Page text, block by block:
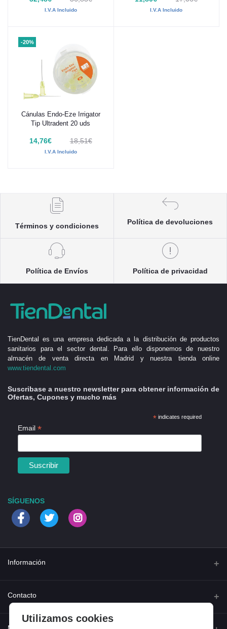
I.V.A Incluido I.V.A Incluido
-20%
Añadir al carrito
Cánulas Endo-Eze Irrigator
Tip Ultradent 20 uds
14,76€ 18,51€
I.V.A Incluido
Términos y condiciones
Política de devoluciones
Política de Envíos Política de privacidad
TienDental es una empresa dedicada a la distribución de productos
sanitarios para el sector dental. Para ello disponemos de nuestro
almacén de venta directa en Madrid y nuestra tienda online
www.tiendental.com
Suscribase a nuestro newsletter para obtener información de
Ofertas, Cupones y mucho más
*indicates required
Email *
SÍGUENOS
Información
Quienes somos
Contacto
Utilizamos cookies